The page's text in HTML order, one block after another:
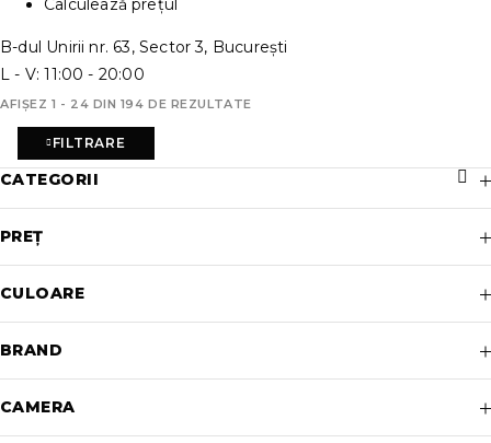
Calculează prețul
B-dul Unirii nr. 63, Sector 3, București
L - V: 11:00 - 20:00
AFIȘEZ 1 - 24 DIN 194 DE REZULTATE
FILTRARE
CATEGORII
PREȚ
CULOARE
BRAND
CAMERA